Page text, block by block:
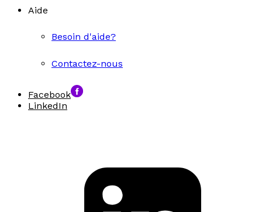
Aide
Besoin d'aide?
Contactez-nous
Facebook
LinkedIn